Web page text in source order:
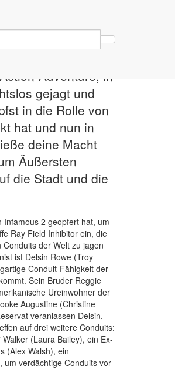
Adventure, in
gejagt und
in die Rolle von
hat und nun in
deine Macht
Äußersten
die Stadt und die
2 geopfert hat, um
Ray Field Inhibitor ein, die
der Welt zu jagen
ist Delsin Rowe (Troy
Conduit-Fähigkeit der
Sein Bruder Reggie
Ureinwohner der
Augustine (Christine
veranlassen Delsin,
auf drei weitere Conduits:
(Laura Bailey), ein Ex-
(Alex Walsh), ein
um verdächtige Conduits vor